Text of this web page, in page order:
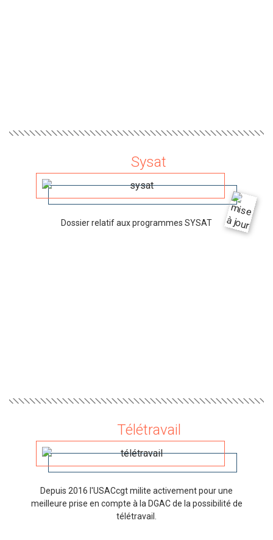
Sysat
Dossier relatif aux programmes SYSAT
Télétravail
Depuis 2016 l'USACcgt milite activement pour une
meilleure prise en compte à la DGAC de la possibilité de
télétravail.